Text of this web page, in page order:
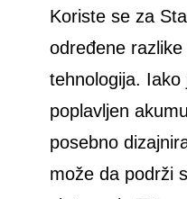
Koriste se za
određene
tehnologija. Iako
poplavljen
posebno
može da podrži